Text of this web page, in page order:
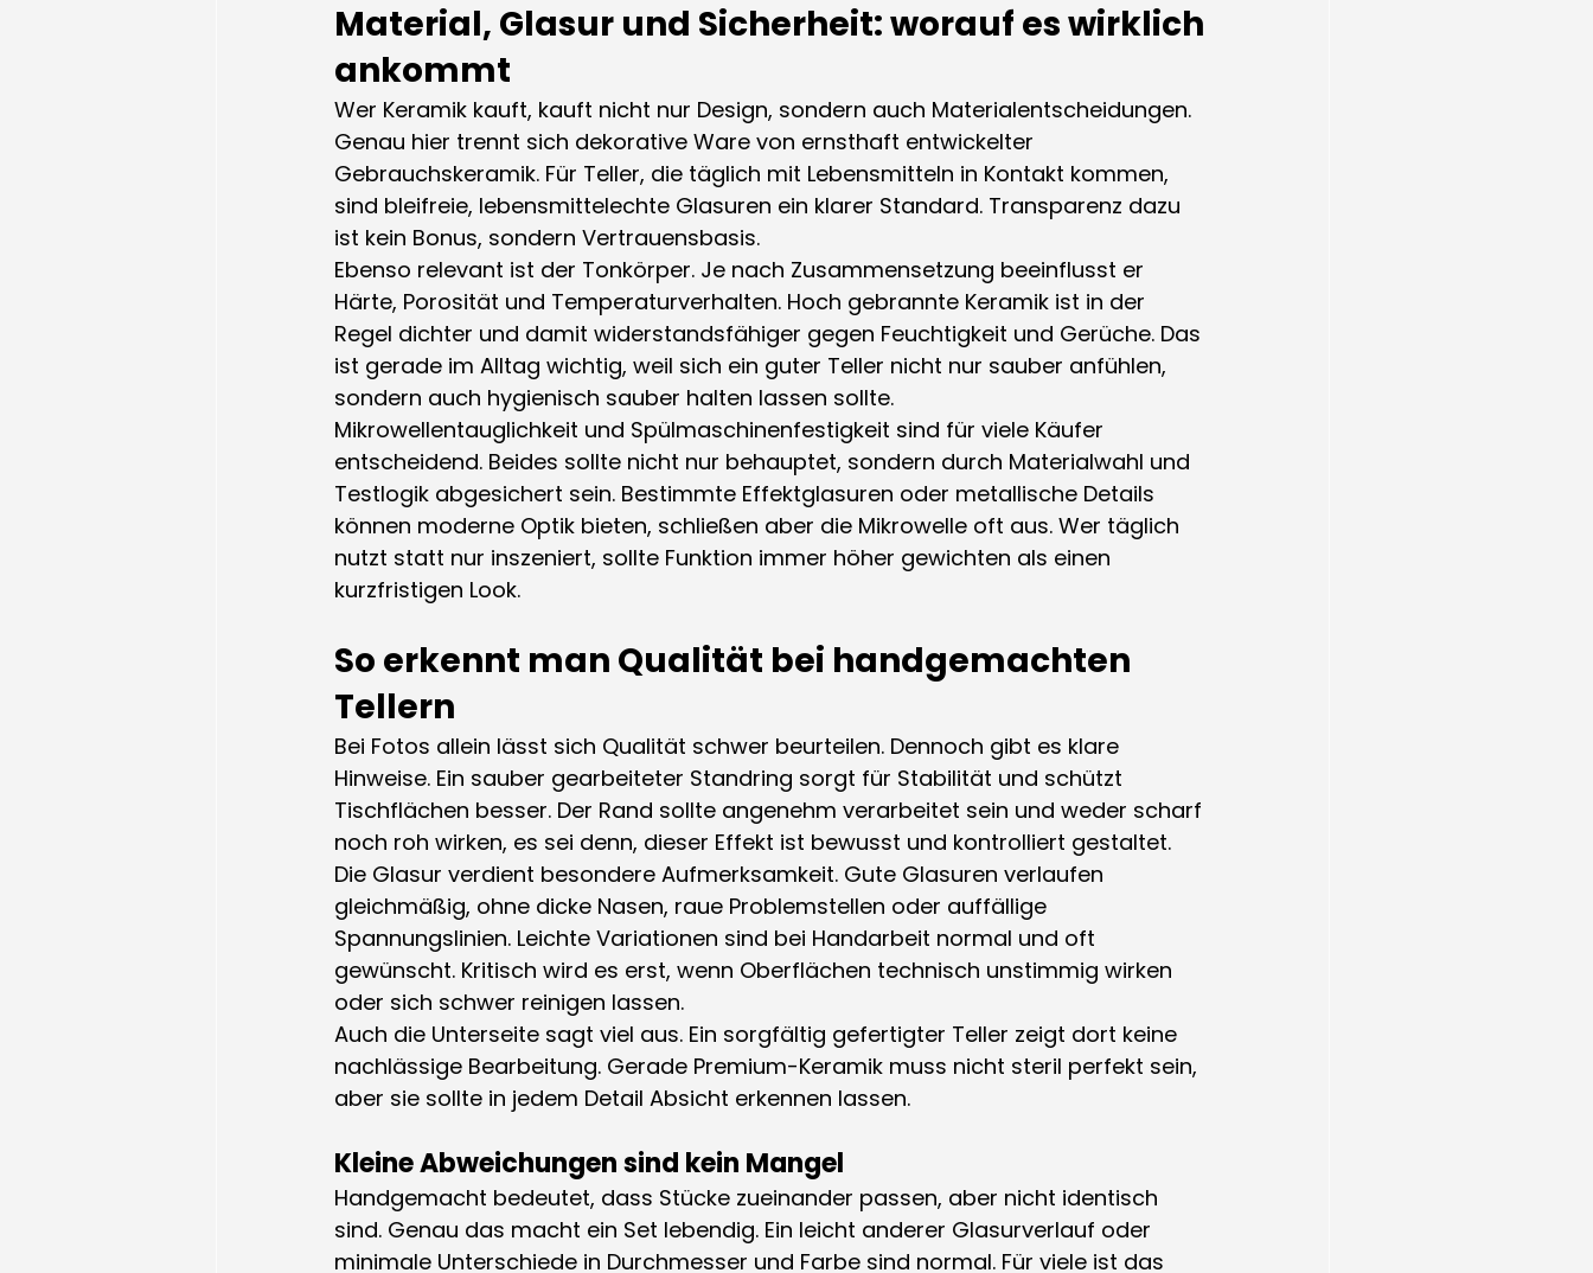
Material, Glasur und Sicherheit: worauf es wirklich
ankommt
Wer Keramik kauft, kauft nicht nur Design, sondern auch Materialentscheidungen.
Genau hier trennt sich dekorative Ware von ernsthaft entwickelter
Gebrauchskeramik. Für Teller, die täglich mit Lebensmitteln in Kontakt kommen,
sind bleifreie, lebensmittelechte Glasuren ein klarer Standard. Transparenz dazu
ist kein Bonus, sondern Vertrauensbasis.
Ebenso relevant ist der Tonkörper. Je nach Zusammensetzung beeinflusst er
Härte, Porosität und Temperaturverhalten. Hoch gebrannte Keramik ist in der
Regel dichter und damit widerstandsfähiger gegen Feuchtigkeit und Gerüche. Das
ist gerade im Alltag wichtig, weil sich ein guter Teller nicht nur sauber anfühlen,
sondern auch hygienisch sauber halten lassen sollte.
Mikrowellentauglichkeit und Spülmaschinenfestigkeit sind für viele Käufer
entscheidend. Beides sollte nicht nur behauptet, sondern durch Materialwahl und
Testlogik abgesichert sein. Bestimmte Effektglasuren oder metallische Details
können moderne Optik bieten, schließen aber die Mikrowelle oft aus. Wer täglich
nutzt statt nur inszeniert, sollte Funktion immer höher gewichten als einen
kurzfristigen Look.
So erkennt man Qualität bei handgemachten
Tellern
Bei Fotos allein lässt sich Qualität schwer beurteilen. Dennoch gibt es klare
Hinweise. Ein sauber gearbeiteter Standring sorgt für Stabilität und schützt
Tischflächen besser. Der Rand sollte angenehm verarbeitet sein und weder scharf
noch roh wirken, es sei denn, dieser Effekt ist bewusst und kontrolliert gestaltet.
Die Glasur verdient besondere Aufmerksamkeit. Gute Glasuren verlaufen
gleichmäßig, ohne dicke Nasen, raue Problemstellen oder auffällige
Spannungslinien. Leichte Variationen sind bei Handarbeit normal und oft
gewünscht. Kritisch wird es erst, wenn Oberflächen technisch unstimmig wirken
oder sich schwer reinigen lassen.
Auch die Unterseite sagt viel aus. Ein sorgfältig gefertigter Teller zeigt dort keine
nachlässige Bearbeitung. Gerade Premium-Keramik muss nicht steril perfekt sein,
aber sie sollte in jedem Detail Absicht erkennen lassen.
Kleine Abweichungen sind kein Mangel
Handgemacht bedeutet, dass Stücke zueinander passen, aber nicht identisch
sind. Genau das macht ein Set lebendig. Ein leicht anderer Glasurverlauf oder
minimale Unterschiede in Durchmesser und Farbe sind normal. Für viele ist das